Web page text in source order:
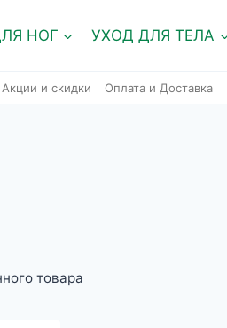
НОГ УХОД ДЛЯ ТЕЛА
Акции и скидки Оплата и Доставка
товара